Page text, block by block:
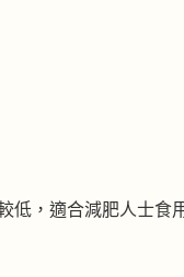
低，適合減肥人士食